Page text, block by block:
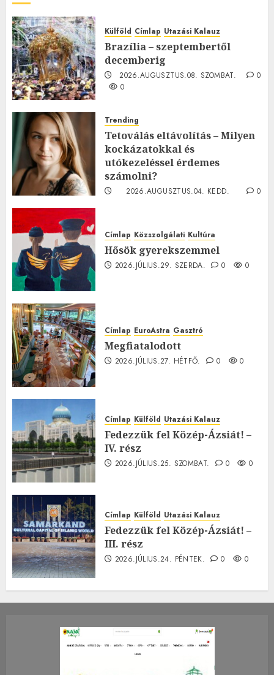
Külföld Címlap Utazási Kalauz
Brazília – szeptembertől
decemberig
2026.AUGUSZTUS.08. SZOMBAT.
0
0
Trending
Tetoválás eltávolítás – Milyen
kockázatokkal és
utókezeléssel érdemes
számolni?
2026.AUGUSZTUS.04. KEDD.
0
Címlap Közszolgálati Kultúra
Hősök gyerekszemmel
2026.JÚLIUS.29. SZERDA. 0 0
Címlap EuroAstra Gasztró
Megfiatalodott
2026.JÚLIUS.27. HÉTFŐ. 0 0
Címlap Külföld Utazási Kalauz
Fedezzük fel Közép-Ázsiát! –
IV. rész
2026.JÚLIUS.25. SZOMBAT. 0 0
Címlap Külföld Utazási Kalauz
Fedezzük fel Közép-Ázsiát! –
III. rész
2026.JÚLIUS.24. PÉNTEK. 0 0